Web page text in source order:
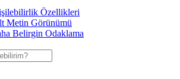
Özellikleri
Metin Görünümü
Belirgin Odaklama